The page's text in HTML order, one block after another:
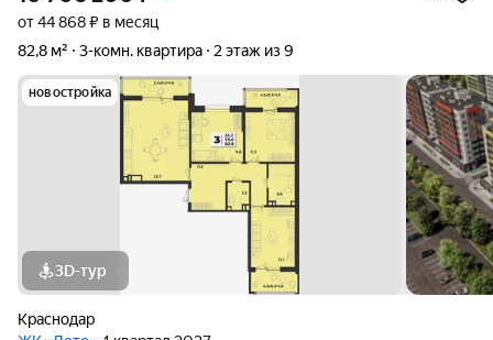
от 44 868 ₽ в месяц
82,8 м²
3-комн. квартира 2 этаж из 9
новостройка
3D-тур
Краснодар